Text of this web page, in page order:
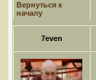
Вернуться к
началу
7even